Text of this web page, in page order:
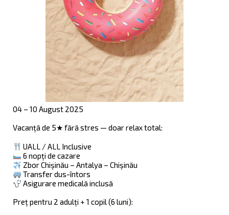
04 – 10 August 2025
Vacanță de 5★ fără stres — doar relax total:
UALL / ALL Inclusive
6 nopți de cazare
Zbor Chișinău – Antalya – Chișinău
Transfer dus-întors
Аsigurare medicală inclusă
Preț pentru 2 adulți + 1 copil (6 luni):